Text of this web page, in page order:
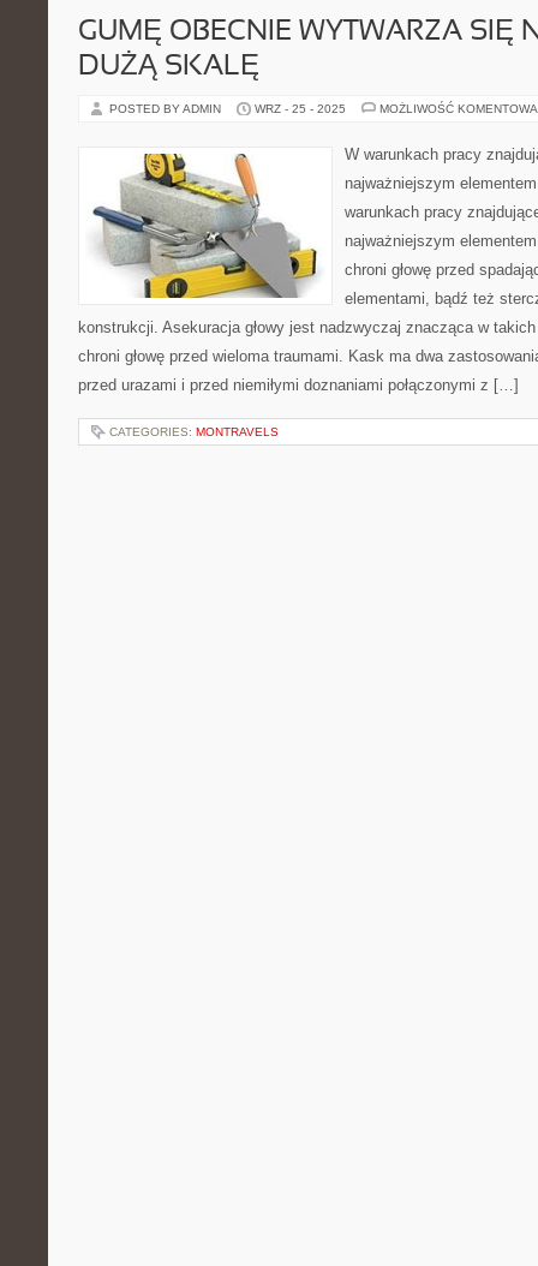
GUMĘ OBECNIE WYTWARZA SIĘ
DUŻĄ SKALĘ
POSTED BY ADMIN WRZ - 25 - 2025 MOŻLIWOŚĆ
W warunkach pracy
najważniejszym
warunkach pracy
najważniejszym
chroni głowę przed
elementami, bądź też
konstrukcji. Asekuracja głowy jest nadzwyczaj znacząca w
chroni głowę przed wieloma traumami. Kask ma dwa
przed urazami i przed niemiłymi doznaniami połączonymi z […]
CATEGORIES: MONTRAVELS